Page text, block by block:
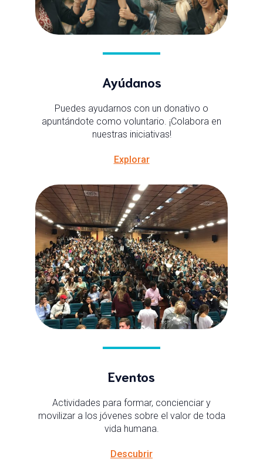
Ayúdanos
Puedes ayudarnos con un donativo o
apuntándote como voluntario. ¡Colabora en
nuestras iniciativas!
Explorar
Eventos
Actividades para formar, concienciar y
movilizar a los jóvenes sobre el valor de toda
vida humana.
Descubrir